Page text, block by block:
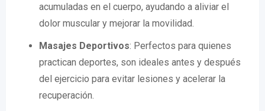
acumuladas en el cuerpo, ayudando a aliviar el
dolor muscular y mejorar la movilidad.
Masajes Deportivos: Perfectos para quienes
practican deportes, son ideales antes y después
del ejercicio para evitar lesiones y acelerar la
recuperación.